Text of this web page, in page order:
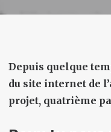
Depuis quelque
du site internet de
projet, quatrième